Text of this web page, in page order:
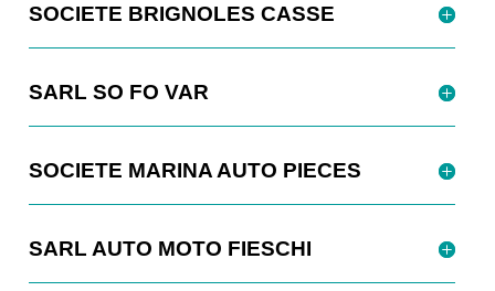
SOCIETE BRIGNOLES CASSE
SARL SO FO VAR
SOCIETE MARINA AUTO PIECES
SARL AUTO MOTO FIESCHI